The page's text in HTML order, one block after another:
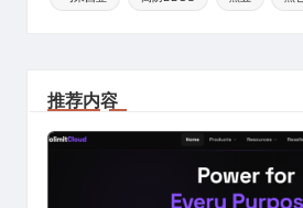
推荐内容